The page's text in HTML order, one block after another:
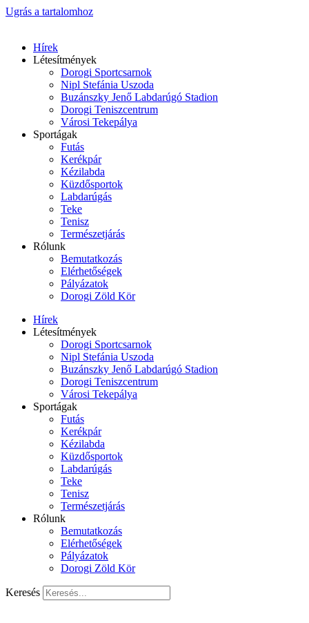
Ugrás a tartalomhoz
Hírek
Létesítmények
Dorogi Sportcsarnok
Nipl Stefánia Uszoda
Buzánszky Jenő Labdarúgó Stadion
Dorogi Teniszcentrum
Városi Tekepálya
Sportágak
Futás
Kerékpár
Kézilabda
Küzdősportok
Labdarúgás
Teke
Tenisz
Természetjárás
Rólunk
Bemutatkozás
Elérhetőségek
Pályázatok
Dorogi Zöld Kör
Hírek
Létesítmények
Dorogi Sportcsarnok
Nipl Stefánia Uszoda
Buzánszky Jenő Labdarúgó Stadion
Dorogi Teniszcentrum
Városi Tekepálya
Sportágak
Futás
Kerékpár
Kézilabda
Küzdősportok
Labdarúgás
Teke
Tenisz
Természetjárás
Rólunk
Bemutatkozás
Elérhetőségek
Pályázatok
Dorogi Zöld Kör
Keresés